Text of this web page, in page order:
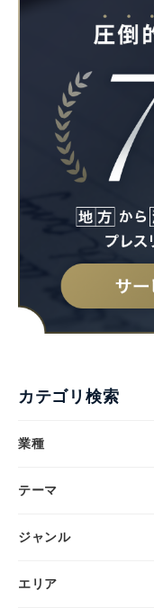
カテゴリ検索
業種
テーマ
ジャンル
エリア